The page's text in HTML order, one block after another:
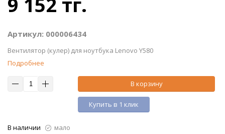
Артикул: 000006434
Вентилятор (кулер) для ноутбука Lenovo Y580
Подробнее
В корзину
Купить в 1 клик
В наличии
мало